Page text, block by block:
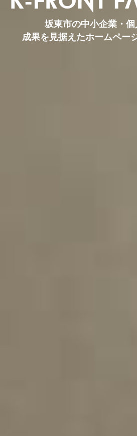
坂東市の中小企業・
成果を見据えたホームペー